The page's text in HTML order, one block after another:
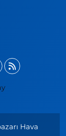
Hava